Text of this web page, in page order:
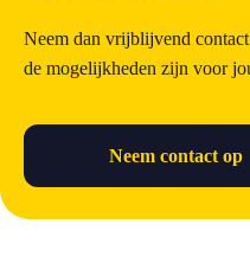
Neem dan vrijblijvend
de mogelijkheden zijn voor
Neem contact op